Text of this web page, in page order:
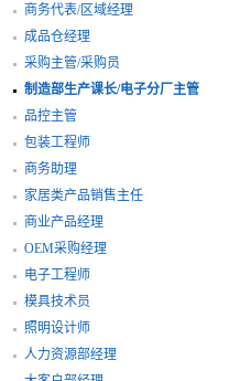
商务代表/区域经理
成品仓经理
采购主管/采购员
制造部生产课长/电子分厂主管
品控主管
包装工程师
商务助理
家居类产品销售主任
商业产品经理
OEM采购经理
电子工程师
模具技术员
照明设计师
人力资源部经理